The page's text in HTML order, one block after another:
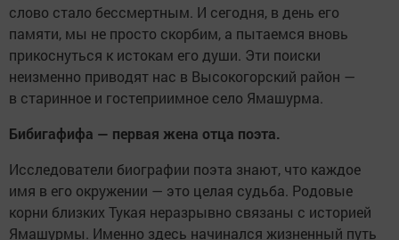
слово стало бессмертным. И сегодня, в день его
памяти, мы не просто скорбим, а пытаемся вновь
прикоснуться к истокам его души. Эти поиски
неизменно приводят нас в Высокогорский район —
в старинное и гостеприимное село Ямашурма.
Бибигафифа — первая жена отца поэта.
Исследователи биографии поэта знают, что каждое
имя в его окружении — это целая судьба. Родовые
корни близких Тукая неразрывно связаны с историей
Ямашурмы. Именно здесь начинался жизненный путь